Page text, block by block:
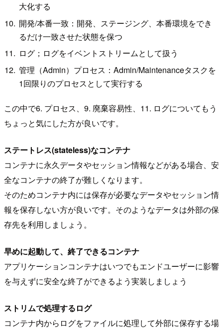
大化する
開発/本番一致：開発、ステージング、本番環境をでき
るだけ一致させた状態を保つ
ログ；ログをイベントストリームとして扱う
管理（Admin）プロセス：Admin/Maintenanceタスクを
1回限りのプロセスとして実行する
この中で6. プロセス、9. 廃棄容易性、11. ログについてもう
ちょっと気にした方が良いです。
ステートレス(stateless)なコンテナ
コンテナに永久データやセッション情報などがある場合、安
全なコンテナの終了が難しくなります。
そのためコンテナ内には保存が必要なデータやセッション情
報を保存しない方が良いです。そのようなデータは外部の保
存先を利用しましょう。
早めに起動して、終了できるコンテナ
アプリケーションコンテナはいつでもエンドユーザーに影響
を与えずに安全な終了ができるよう実装しましょう
ストリムで処理するログ
コンテナ内からログをファイルに処理して外部に保存する場